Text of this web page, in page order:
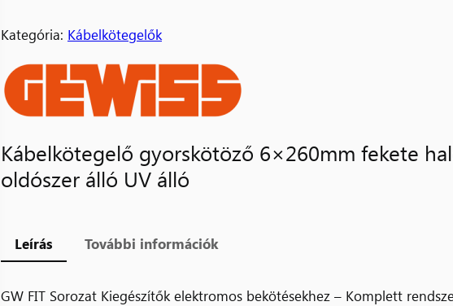
Kategória: Kábelkötegelők
Kábelkötegelő gyorskötöző 6×260mm fekete
oldószer álló UV álló
Leírás További információk
GW FIT Sorozat Kiegészítők elektromos bekötésekhez – Komplett